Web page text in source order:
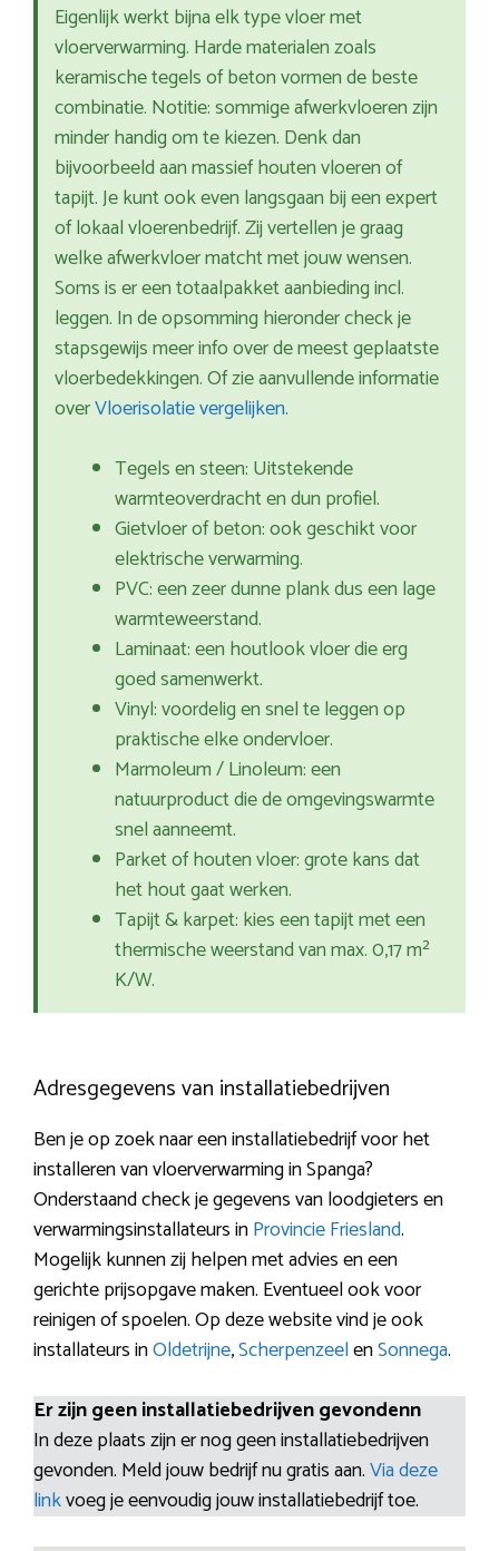
Eigenlijk werkt bijna elk type vloer met
vloerverwarming. Harde materialen zoals
keramische tegels of beton vormen de beste
combinatie. Notitie: sommige afwerkvloeren zijn
minder handig om te kiezen. Denk dan
bijvoorbeeld aan massief houten vloeren of
tapijt. Je kunt ook even langsgaan bij een expert
of lokaal vloerenbedrijf. Zij vertellen je graag
welke afwerkvloer matcht met jouw wensen.
Soms is er een totaalpakket aanbieding incl.
leggen. In de opsomming hieronder check je
stapsgewijs meer info over de meest geplaatste
vloerbedekkingen. Of zie aanvullende informatie
overVloerisolatie vergelijken.
Tegels en steen: Uitstekende
warmteoverdracht en dun profiel.
Gietvloer of beton: ook geschikt voor
elektrische verwarming.
PVC: een zeer dunne plank dus een lage
warmteweerstand.
Laminaat: een houtlook vloer die erg
goed samenwerkt.
Vinyl: voordelig en snel te leggen op
praktische elke ondervloer.
Marmoleum / Linoleum: een
natuurproduct die de omgevingswarmte
snel aanneemt.
Parket of houten vloer: grote kans dat
het hout gaat werken.
Tapijt & karpet: kies een tapijt met een
thermische weerstand van max. 0,17 m²
K/W.
Adresgegevens van installatiebedrijven
Ben je op zoek naar een installatiebedrijf voor het
installeren van vloerverwarming in Spanga?
Onderstaand check je gegevens van loodgieters en
verwarmingsinstallateurs inProvincie Friesland.
Mogelijk kunnen zij helpen met advies en een
gerichte prijsopgave maken. Eventueel ook voor
reinigen of spoelen. Op deze website vind je ook
installateurs inOldetrijne,ScherpenzeelenSonnega.
Er zijn geen installatiebedrijven gevondenn
In deze plaats zijn er nog geen installatiebedrijven
gevonden. Meld jouw bedrijf nu gratis aan.Via deze
linkvoeg je eenvoudig jouw installatiebedrijf toe.